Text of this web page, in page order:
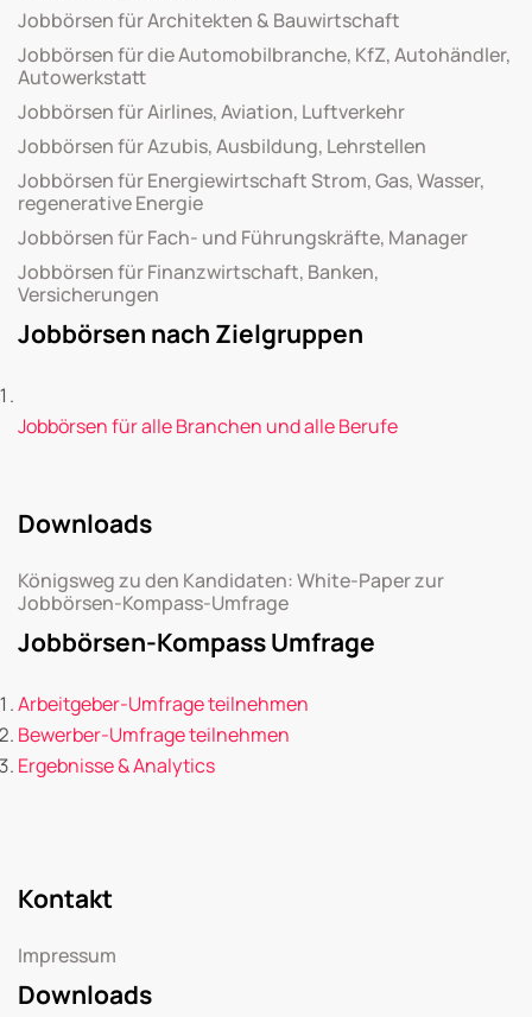
Jobbörsen für Architekten & Bauwirtschaft
Jobbörsen für die Automobilbranche, KfZ, Autohändler,
Autowerkstatt
Jobbörsen für Airlines, Aviation, Luftverkehr
Jobbörsen für Azubis, Ausbildung, Lehrstellen
Jobbörsen für Energiewirtschaft Strom, Gas, Wasser,
regenerative Energie
Jobbörsen für Fach- und Führungskräfte, Manager
Jobbörsen für Finanzwirtschaft, Banken,
Versicherungen
Jobbörsen nach Zielgruppen
Jobbörsen für alle Branchen und alle Berufe
Downloads
Königsweg zu den Kandidaten: White-Paper zur
Jobbörsen-Kompass-Umfrage
Jobbörsen-Kompass Umfrage
Arbeitgeber-Umfrage teilnehmen
Bewerber-Umfrage teilnehmen
Ergebnisse & Analytics
Kontakt
Impressum
Downloads